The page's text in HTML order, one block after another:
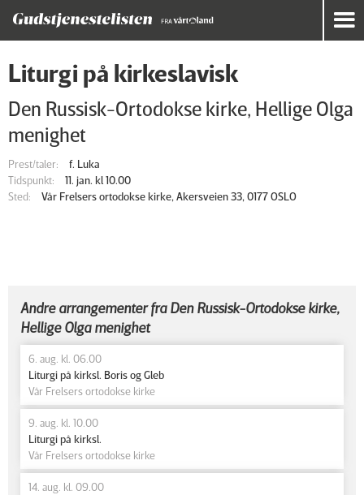
Liturgi på kirkeslavisk
Den Russisk-Ortodokse kirke, Hellige Olga
menighet
Prest/taler:
f. Luka
Tidspunkt:
11. jan. kl 10.00
Sted:
Vår Frelsers ortodokse kirke, Akersveien 33, 0177 OSLO
Andre arrangementer fra Den Russisk-Ortodokse kirke,
Hellige Olga menighet
6. aug. kl. 06.00
Liturgi på kirksl. Boris og Gleb
Vår Frelsers ortodokse kirke
9. aug. kl. 10.00
Liturgi på kirksl.
Vår Frelsers ortodokse kirke
14. aug. kl. 09.00